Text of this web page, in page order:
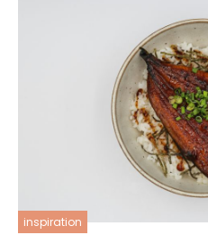
inspiration